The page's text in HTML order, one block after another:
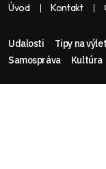
Úvod Kontakt
Udalosti Tipy na výlet
Samospráva
Kultúra